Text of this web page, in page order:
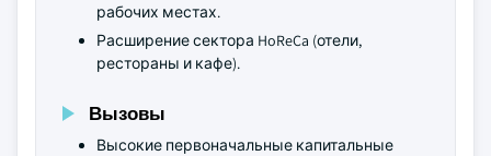
рабочих местах.
Расширение сектора HoReCa (отели,
рестораны и кафе).
Вызовы
Высокие первоначальные капитальные